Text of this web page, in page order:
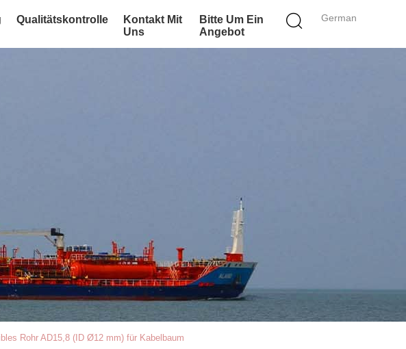
German
Qualitätskontrolle
Kontakt Mit
Uns
Bitte Um Ein
Angebot
Rohr AD15,8 (ID Ø12 mm) für Kabelbaum